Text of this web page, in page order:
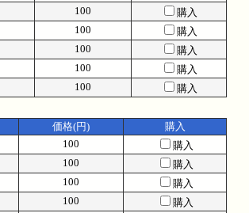
100
購入
100
購入
100
購入
100
購入
100 購入
価格(円)
購入
100
購入
100
購入
100
購入
100
購入